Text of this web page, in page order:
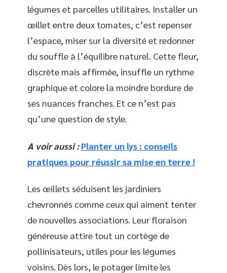
légumes et parcelles utilitaires. Installer un
œillet entre deux tomates, c’est repenser
l’espace, miser sur la diversité et redonner
du souffle à l’équilibre naturel. Cette fleur,
discrète mais affirmée, insuffle un rythme
graphique et colore la moindre bordure de
ses nuances franches. Et ce n’est pas
qu’une question de style.
A voir aussi : Planter un lys : conseils
pratiques pour réussir sa mise en terre !
Les œillets séduisent les jardiniers
chevronnés comme ceux qui aiment tenter
de nouvelles associations. Leur floraison
généreuse attire tout un cortège de
pollinisateurs, utiles pour les légumes
voisins. Dès lors, le potager limite les